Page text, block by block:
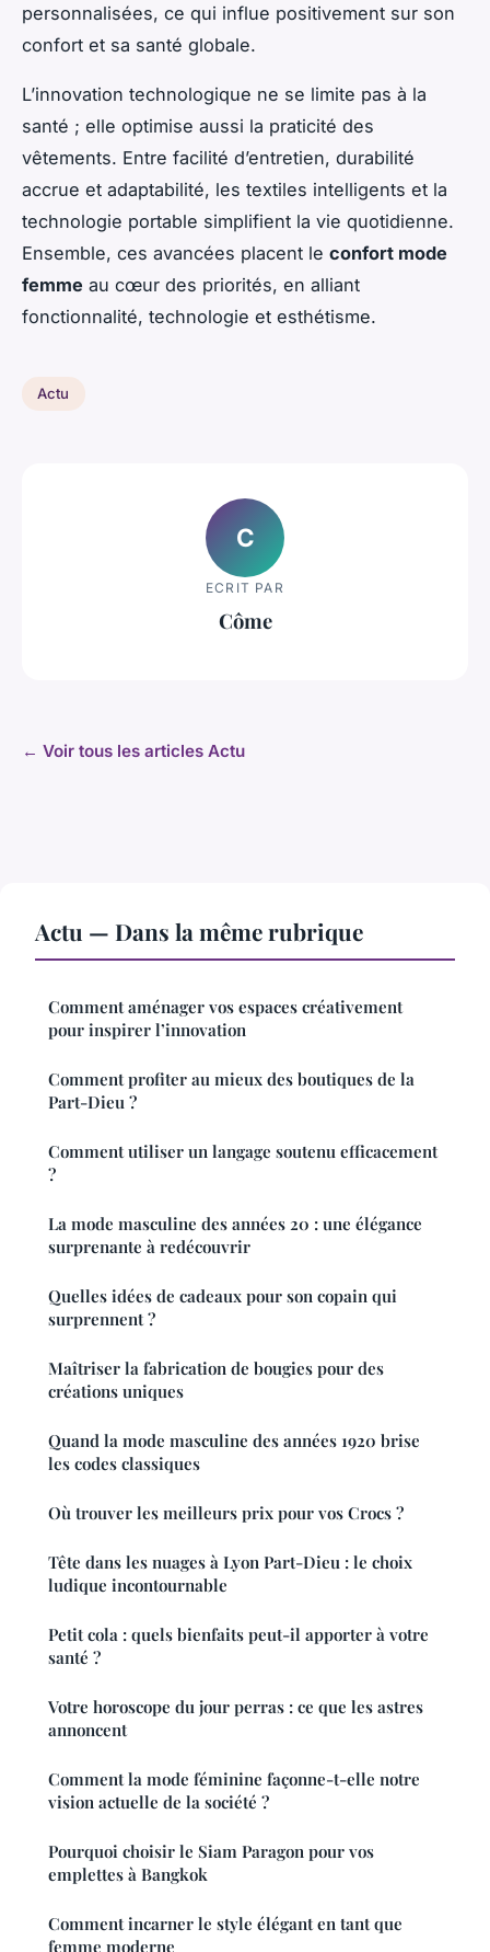
personnalisées, ce qui influe positivement sur son
confort et sa santé globale.
L’innovation technologique ne se limite pas à la
santé ; elle optimise aussi la praticité des
vêtements. Entre facilité d’entretien, durabilité
accrue et adaptabilité, les textiles intelligents et la
technologie portable simplifient la vie quotidienne.
Ensemble, ces avancées placent le confort mode
femme au cœur des priorités, en alliant
fonctionnalité, technologie et esthétisme.
Actu
C
ECRIT PAR
Côme
← Voir tous les articles Actu
Actu — Dans la même rubrique
Comment aménager vos espaces créativement
pour inspirer l’innovation
Comment profiter au mieux des boutiques de la
Part-Dieu ?
Comment utiliser un langage soutenu efficacement
?
La mode masculine des années 20 : une élégance
surprenante à redécouvrir
Quelles idées de cadeaux pour son copain qui
surprennent ?
Maîtriser la fabrication de bougies pour des
créations uniques
Quand la mode masculine des années 1920 brise
les codes classiques
Où trouver les meilleurs prix pour vos Crocs ?
Tête dans les nuages à Lyon Part-Dieu : le choix
ludique incontournable
Petit cola : quels bienfaits peut-il apporter à votre
santé ?
Votre horoscope du jour perras : ce que les astres
annoncent
Comment la mode féminine façonne-t-elle notre
vision actuelle de la société ?
Pourquoi choisir le Siam Paragon pour vos
emplettes à Bangkok
Comment incarner le style élégant en tant que
femme moderne